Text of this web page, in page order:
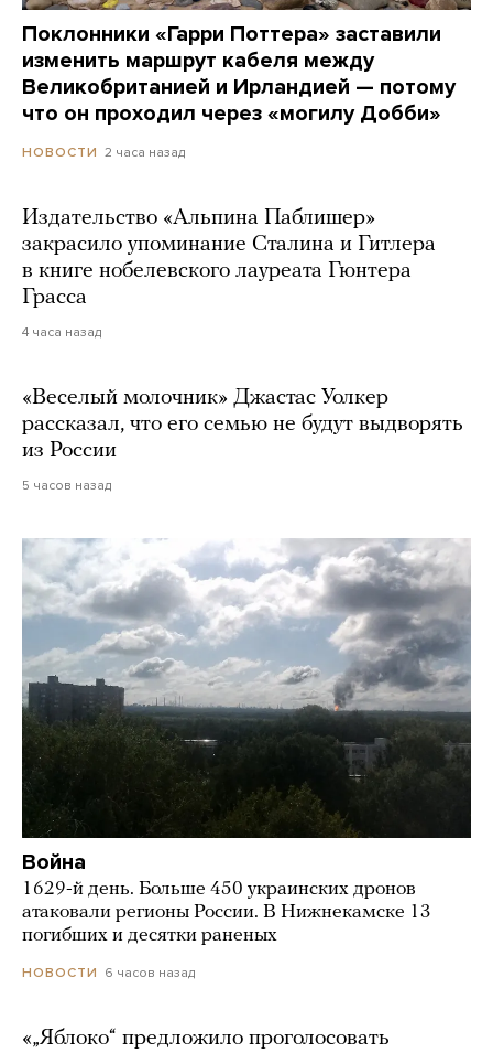
Поклонники «Гарри Поттера» заставили
изменить маршрут кабеля между
Великобританией и Ирландией — потому
что он проходил через «могилу Добби»
НОВОСТИ 2 часа назад
Издательство «Альпина Паблишер»
закрасило упоминание Сталина и Гитлера
в книге нобелевского лауреата Гюнтера
Грасса
4 часа назад
«Веселый молочник» Джастас Уолкер
рассказал, что его семью не будут выдворять
из России
5 часов назад
Война
1629-й день. Больше 450 украинских дронов
атаковали регионы России. В Нижнекамске 13
погибших и десятки раненых
НОВОСТИ 6 часов назад
«„Яблоко“ предложило проголосовать